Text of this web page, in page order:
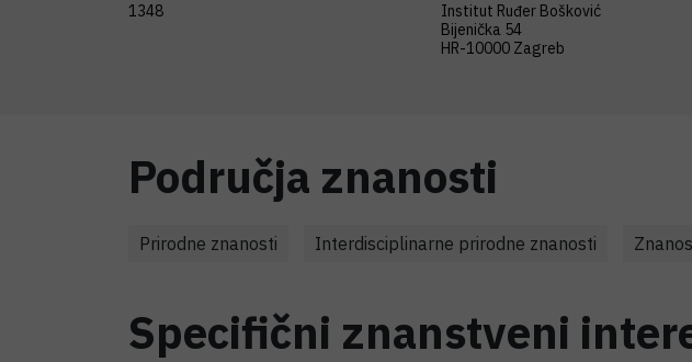
1348
Institut Ruđer Bošković
Bijenička 54
HR-10000 Zagreb
Područja znanosti
Prirodne znanosti Interdisciplinarne prirodne znanosti
Specifični znanstveni